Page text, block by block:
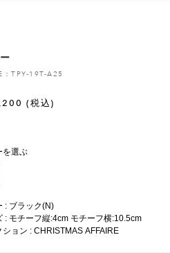
：TPY-19T-A25
(税込)
を選ぶ
: ブラック(N)
: モチーフ縦:4cm モチーフ横:10.5cm
ション :CHRISTMAS AFFAIRE